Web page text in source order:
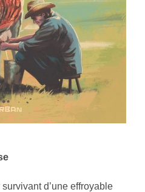
d’une effroyable